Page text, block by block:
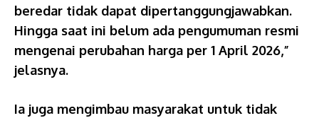
beredar tidak dapat dipertanggungjawabkan.
Hingga saat ini belum ada pengumuman resmi
mengenai perubahan harga per 1 April 2026,”
jelasnya.
Ia juga mengimbau masyarakat untuk tidak